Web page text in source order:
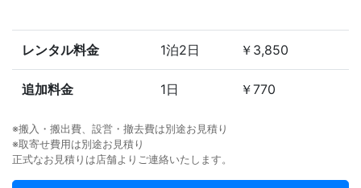
レンタル料金 1泊2日 ￥3,850
追加料金 1日 ￥770
※搬入・搬出費、設営・撤去費は別途お見積り
※取寄せ費用は別途お見積り
正式なお見積りは店舗よりご連絡いたします。